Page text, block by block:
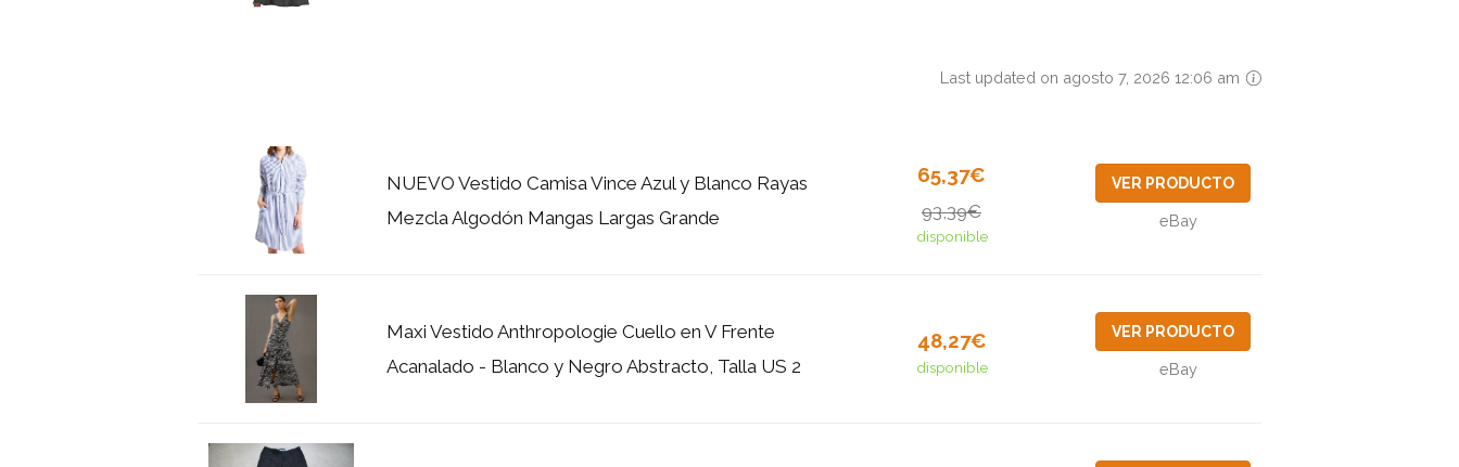
Last updated on agosto 7, 2026 12:06 am
NUEVO Vestido Camisa Vince Azul y Blanco Rayas
Mezcla Algodón Mangas Largas Grande
65,37€
93,39€
disponible
VER PRODUCTO
eBay
Maxi Vestido Anthropologie Cuello en V Frente
Acanalado - Blanco y Negro Abstracto, Talla US 2
48,27€
disponible
VER PRODUCTO
eBay